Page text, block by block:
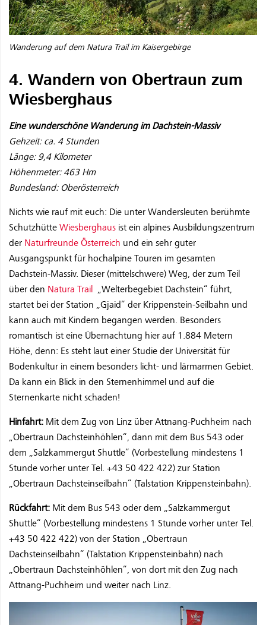
Wanderung auf dem Natura Trail im Kaisergebirge
4. Wandern von Obertraun zum
Wiesberghaus
Eine wunderschöne Wanderung im Dachstein-Massiv
Gehzeit: ca. 4 Stunden
Länge: 9,4 Kilometer
Höhenmeter: 463 Hm
Bundesland: Oberösterreich
Nichts wie rauf mit euch: Die unter Wandersleuten berühmte
Schutzhütte Wiesberghaus ist ein alpines Ausbildungszentrum
der Naturfreunde Österreich und ein sehr guter
Ausgangspunkt für hochalpine Touren im gesamten
Dachstein-Massiv. Dieser (mittelschwere) Weg, der zum Teil
über den Natura Trail „Welterbegebiet Dachstein“ führt,
startet bei der Station „Gjaid“ der Krippenstein-Seilbahn und
kann auch mit Kindern begangen werden. Besonders
romantisch ist eine Übernachtung hier auf 1.884 Metern
Höhe, denn: Es steht laut einer Studie der Universität für
Bodenkultur in einem besonders licht- und lärmarmen Gebiet.
Da kann ein Blick in den Sternenhimmel und auf die
Sternenkarte nicht schaden!
Hinfahrt: Mit dem Zug von Linz über Attnang-Puchheim nach
„Obertraun Dachsteinhöhlen“, dann mit dem Bus 543 oder
dem „Salzkammergut Shuttle“ (Vorbestellung mindestens 1
Stunde vorher unter Tel. +43 50 422 422) zur Station
„Obertraun Dachsteinseilbahn“ (Talstation Krippensteinbahn).
Rückfahrt: Mit dem Bus 543 oder dem „Salzkammergut
Shuttle“ (Vorbestellung mindestens 1 Stunde vorher unter Tel.
+43 50 422 422) von der Station „Obertraun
Dachsteinseilbahn“ (Talstation Krippensteinbahn) nach
„Obertraun Dachsteinhöhlen“, von dort mit den Zug nach
Attnang-Puchheim und weiter nach Linz.